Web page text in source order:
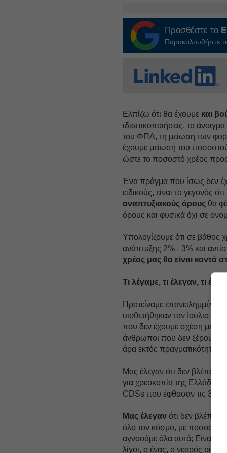
Προσθέστε το
Παρακολουθήστε
Ελπίζω ότι θα έχουμε και
ιδιωτικοποιήσεις, το
του ΦΠΑ, τη μείωση των
έχουμε μείωση του
ώστε το ποσοστό χρέος
Ένα πράγμα που ίσως δεν
ειδικούς, είναι το γεγονός ότι
αναπτυξιακούς όρους θα
όρους και φυσικά όχι σε
Υπολογίζουμε ότι σε βάθος
ανάπτυξης 2% - 3% και
χρέος μας θα είναι κοντά
Τι λέγαμε, τι έλεγαν, τι έγινε
Προτείναμε επανειλημμένως
υιοθετήθηκαν τον Ιούλιο
που δεν έχουμε σχέση με
άνθρωποι που δεν ξέρουμε
άρα εκτός πραγματικότητας.
Μας έλεγαν ότι δεν
για χρεοκοπία της
CDSs που έφθασαν τις 3.000;
Μας έλεγανότι δεν
όλο τον κόσμο, με ποσοστό
αγνοούμε όλα αυτά; Είναι
λίγοι, ο ένας, ο νεαρός